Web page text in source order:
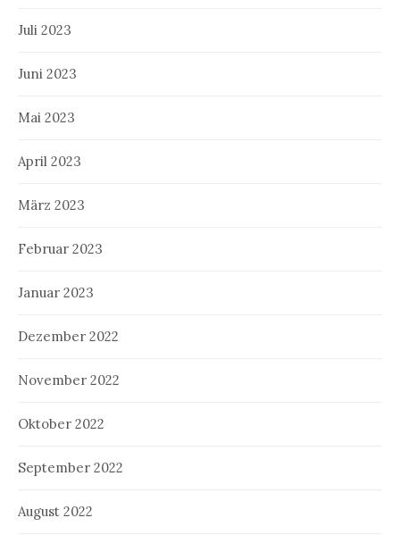
Juli 2023
Juni 2023
Mai 2023
April 2023
März 2023
Februar 2023
Januar 2023
Dezember 2022
November 2022
Oktober 2022
September 2022
August 2022